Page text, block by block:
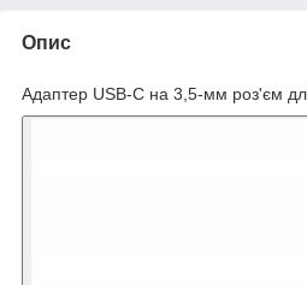
Опис
Адаптер USB-C на 3,5-мм роз'єм